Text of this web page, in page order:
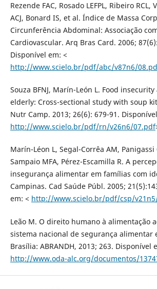
Rezende FAC, Rosado LEFPL, Ribeiro RCL,
ACJ, Bonard IS, et al. Índice de Massa
Circunferência Abdominal: Associação
Cardiovascular. Arq Bras Card. 2006;
Disponível em: <
http://www.scielo.br/pdf/abc/v87n6/
Souza BFNJ, Marín-León L. Food
elderly: Cross-sectional study with soup
Nutr Camp. 2013; 26(6): 679-91.
http://www.scielo.br/pdf/rn/v26n6/07.pdf
Marín-Léon L, Segal-Corrêa AM, Panigassi
Sampaio MFA, Pérez-Escamilla R. A
insegurança alimentar em famílias com
Campinas. Cad Saúde Públ. 2005;
em: < http://www.scielo.br/pdf/csp/
Leão M. O direito humano à alimentação
sistema nacional de segurança alimentar
Brasília: ABRANDH, 2013; 263. Disponível
http://www.oda-alc.org/documentos/